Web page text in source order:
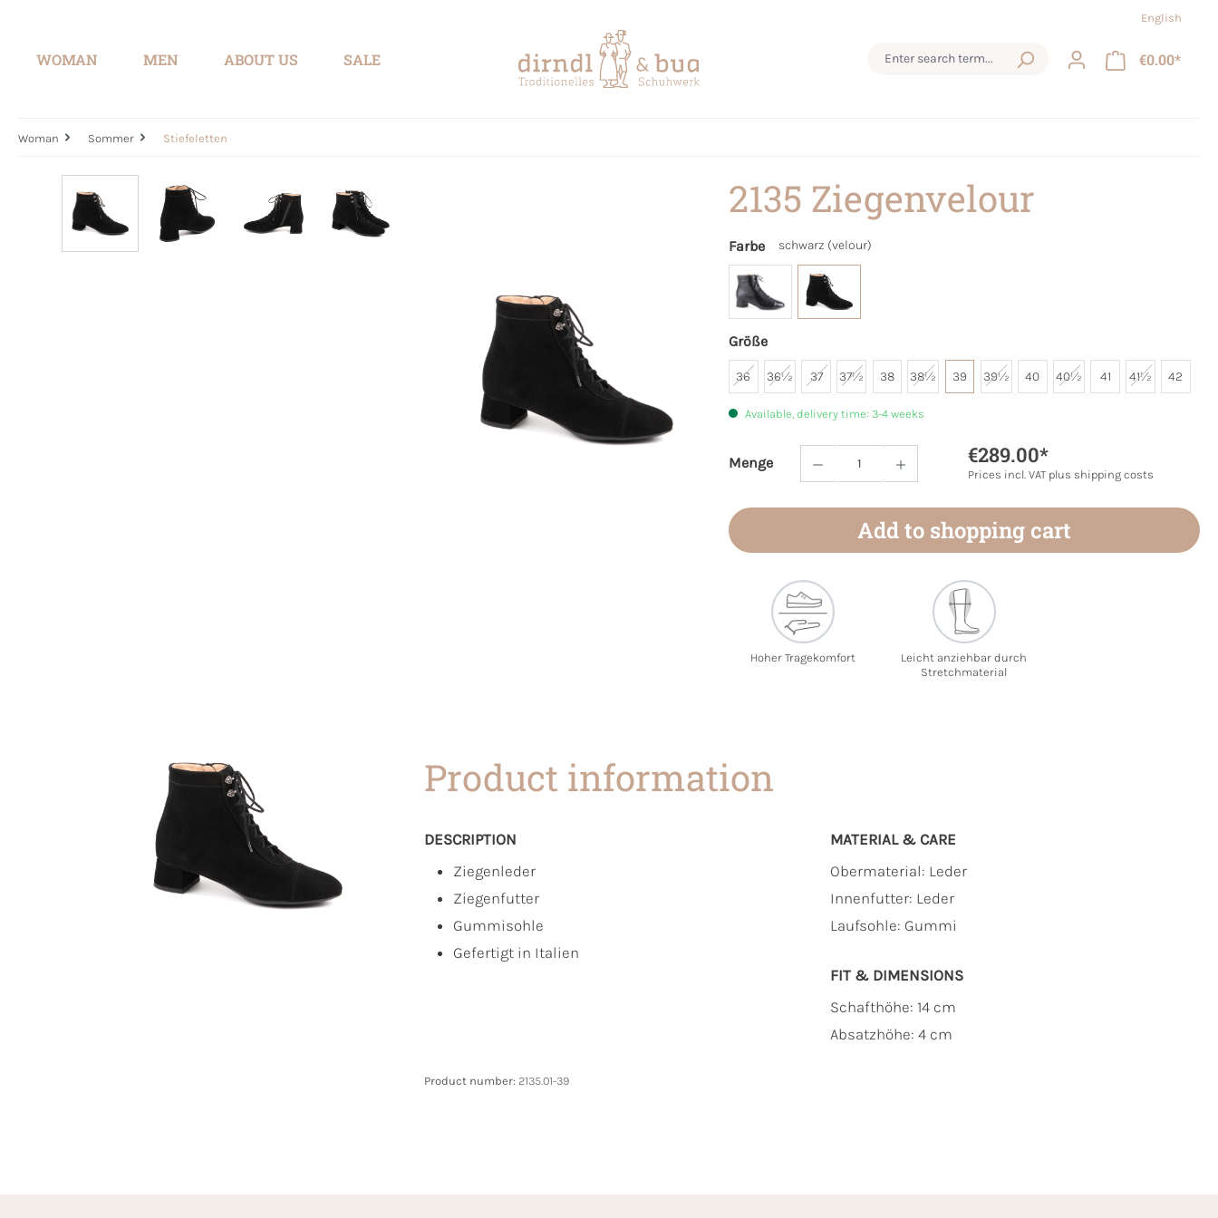
English
WOMAN MEN ABOUT US SALE €0.00*
Woman Sommer Stiefeletten
2135 Ziegenvelour
Farbe schwarz (velour)
Größe
36 36½ 37 37½ 38 38½ 39 39½ 40 40½ 41 41½ 42
Available, delivery time: 3-4 weeks
Menge
Product Quantity: Enter the desired amount or
€289.00*
Prices incl. VAT plus shipping costs
Add to shopping cart
Hoher Tragekomfort
Leicht anziehbar durch
Stretchmaterial
Product information
DESCRIPTION
Ziegenleder
Ziegenfutter
Gummisohle
Gefertigt in Italien
MATERIAL & CARE
Obermaterial: Leder
Innenfutter: Leder
Laufsohle: Gummi
FIT & DIMENSIONS
Schafthöhe: 14 cm
Absatzhöhe: 4 cm
Product number: 2135.01-39